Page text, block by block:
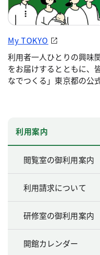
My TOKYO
利用者一人ひとりの興味
をお届けするとともに、
なでつくる」東京都の公
利用案内
閲覧室の御利用案内
利用請求について
研修室の御利用案内
開館カレンダー